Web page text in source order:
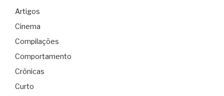
Artigos
Cinema
Compilações
Comportamento
Crônicas
Curto